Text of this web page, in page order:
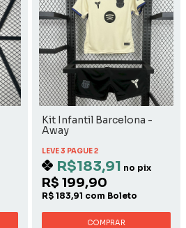
Kit Infantil Barcelona -
Away
LEVE 3 PAGUE 2
R$183,91 no pix
R$ 199,90
R$ 183,91 com Boleto
COMPRAR